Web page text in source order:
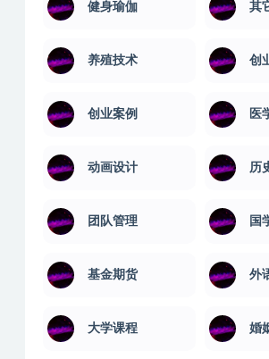
健身瑜伽 其
养殖技术 创
创业案例 医
动画设计 历
团队管理 国
基金期货 外
大学课程 婚